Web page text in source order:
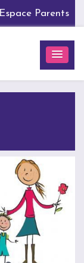
Espace Parents